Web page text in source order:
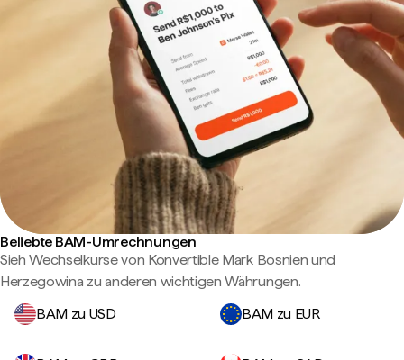
Beliebte BAM-Umrechnungen
Sieh Wechselkurse von Konvertible Mark Bosnien und
Herzegowina zu anderen wichtigen Währungen.
BAM zu USD
BAM zu EUR